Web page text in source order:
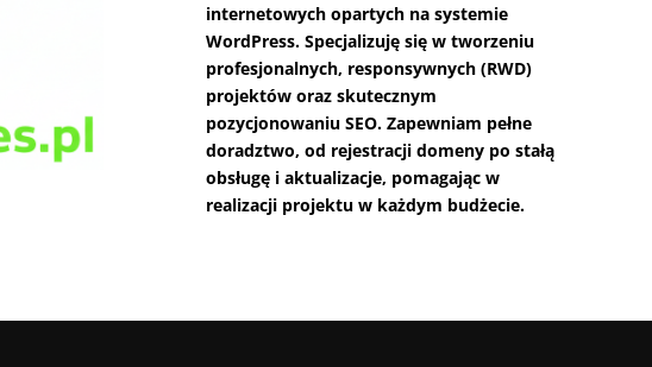
internetowych opartych na systemie
WordPress. Specjalizuję się w tworzeniu
profesjonalnych, responsywnych (RWD)
projektów oraz skutecznym
pozycjonowaniu SEO. Zapewniam pełne
doradztwo, od rejestracji domeny po stałą
obsługę i aktualizacje, pomagając w
realizacji projektu w każdym budżecie.